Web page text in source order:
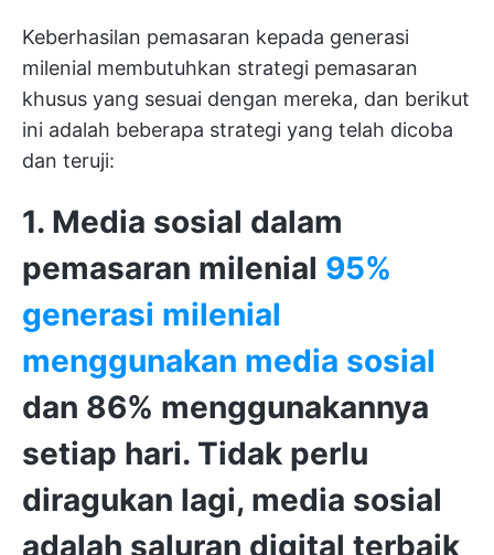
Keberhasilan pemasaran kepada generasi
milenial membutuhkan strategi pemasaran
khusus yang sesuai dengan mereka, dan berikut
ini adalah beberapa strategi yang telah dicoba
dan teruji:
1. Media sosial dalam
pemasaran milenial 95%
generasi milenial
menggunakan media sosial
dan 86% menggunakannya
setiap hari. Tidak perlu
diragukan lagi, media sosial
adalah saluran digital terbaik